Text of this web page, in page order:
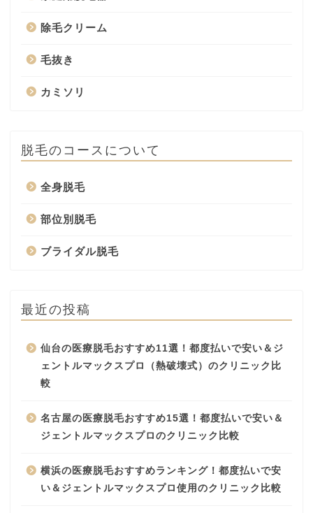
除毛クリーム
毛抜き
カミソリ
脱毛のコースについて
全身脱毛
部位別脱毛
ブライダル脱毛
最近の投稿
仙台の医療脱毛おすすめ11選！都度払いで安い＆ジ
ェントルマックスプロ（熱破壊式）のクリニック比
較
名古屋の医療脱毛おすすめ15選！都度払いで安い＆
ジェントルマックスプロのクリニック比較
横浜の医療脱毛おすすめランキング！都度払いで安
い＆ジェントルマックスプロ使用のクリニック比較